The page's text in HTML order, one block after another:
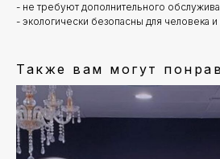
- не требуют дополнительного
- экологически безопасны для
Также вам могут